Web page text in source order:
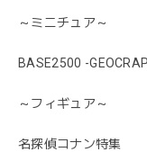
～ミニチュア～
BASE2500 -
～フィギュア～
名探偵コナン特集